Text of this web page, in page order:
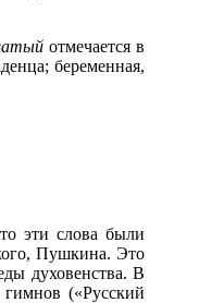
отмечается в
беременная,
эти слова были
Пушкина. Это
духовенства. В
(«Русский